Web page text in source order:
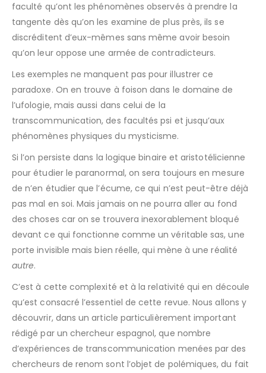
faculté qu’ont les phénomènes observés à prendre la
tangente dès qu’on les examine de plus près, ils se
discréditent d’eux-mêmes sans même avoir besoin
qu’on leur oppose une armée de contradicteurs.
Les exemples ne manquent pas pour illustrer ce
paradoxe. On en trouve à foison dans le domaine de
l’ufologie, mais aussi dans celui de la
transcommunication, des facultés psi et jusqu’aux
phénomènes physiques du mysticisme.
Si l’on persiste dans la logique binaire et aristotélicienne
pour étudier le paranormal, on sera toujours en mesure
de n’en étudier que l’écume, ce qui n’est peut-être déjà
pas mal en soi. Mais jamais on ne pourra aller au fond
des choses car on se trouvera inexorablement bloqué
devant ce qui fonctionne comme un véritable sas, une
porte invisible mais bien réelle, qui mène à une réalité
autre.
C’est à cette complexité et à la relativité qui en découle
qu’est consacré l’essentiel de cette revue. Nous allons y
découvrir, dans un article particulièrement important
rédigé par un chercheur espagnol, que nombre
d’expériences de transcommunication menées par des
chercheurs de renom sont l’objet de polémiques, du fait